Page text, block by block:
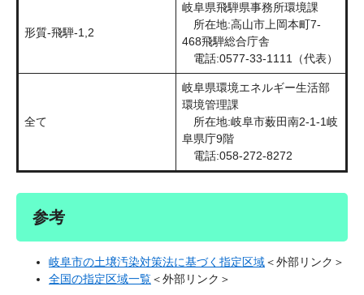
形質-飛騨-1,2
岐阜県飛騨県事務所環境課
所在地:高山市上岡本町7-
468飛騨総合庁舎
電話:0577-33-1111（代表）
全て
岐阜県環境エネルギー生活部
環境管理課
所在地:岐阜市薮田南2-1-1岐
阜県庁9階
電話:058-272-8272
参考
岐阜市の土壌汚染対策法に基づく指定区域＜外部リンク＞
全国の指定区域一覧＜外部リンク＞